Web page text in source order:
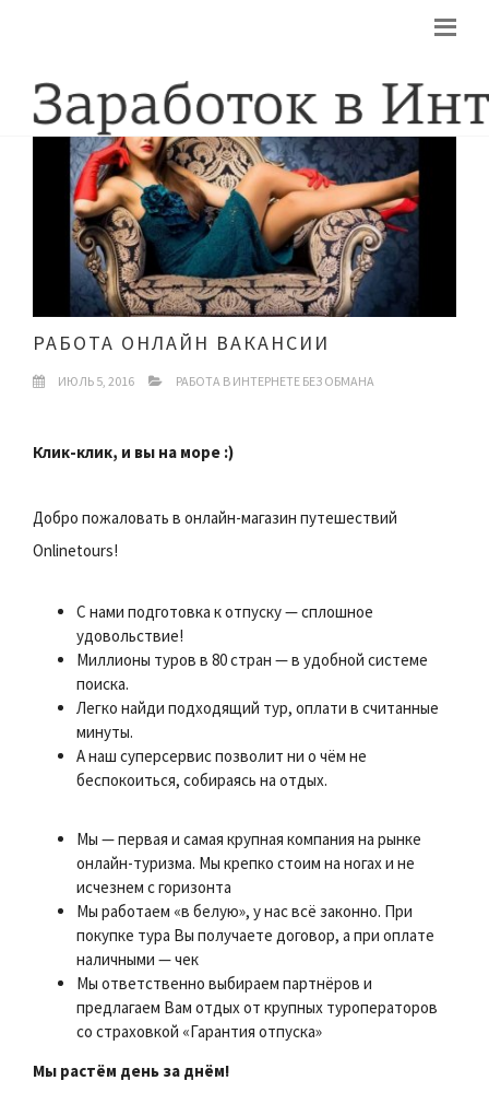
РАБОТА ОНЛАЙН ВАКАНСИИ
ИЮЛЬ 5, 2016 РАБОТА В ИНТЕРНЕТЕ БЕЗ ОБМАНА
Клик-клик, и вы на море :)
Добро пожаловать в онлайн-магазин путешествий
Onlinetours!
С нами подготовка к отпуску — сплошное
удовольствие!
Миллионы туров в 80 стран — в удобной системе
поиска.
Легко найди подходящий тур, оплати в считанные
минуты.
А наш суперсервис позволит ни о чём не
беспокоиться, собираясь на отдых.
Мы — первая и самая крупная компания на рынке
онлайн-туризма. Мы крепко стоим на ногах и не
исчезнем с горизонта
Мы работаем «в белую», у нас всё законно. При
покупке тура Вы получаете договор, а при оплате
наличными — чек
Мы ответственно выбираем партнёров и
предлагаем Вам отдых от крупных туроператоров
со страховкой «Гарантия отпуска»
Мы растём день за днём!